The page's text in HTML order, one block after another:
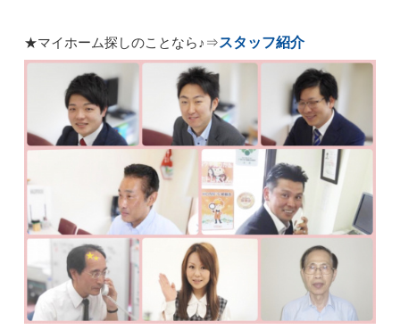
★マイホーム探しのことなら♪ ⇒スタッフ紹介